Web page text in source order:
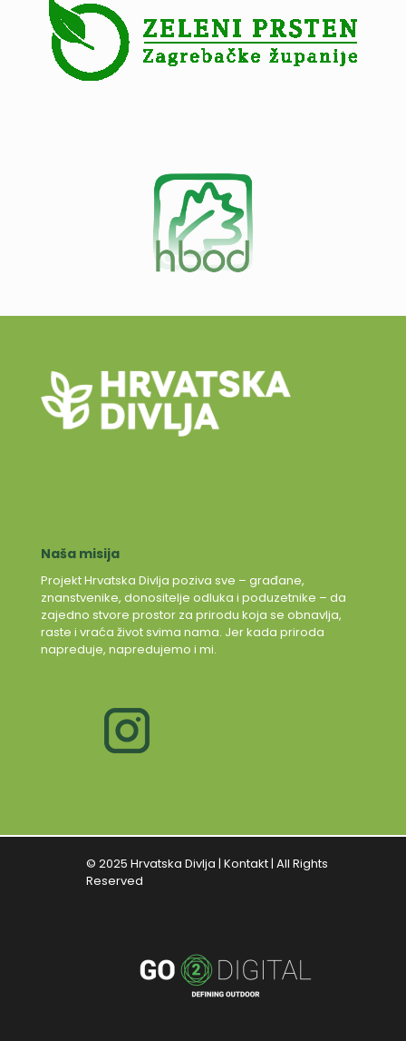
Naša misija
Projekt Hrvatska Divlja poziva sve – građane,
znanstvenike, donositelje odluka i poduzetnike – da
zajedno stvore prostor za prirodu koja se obnavlja,
raste i vraća život svima nama. Jer kada priroda
napreduje, napredujemo i mi.
© 2025 Hrvatska Divlja | Kontakt| All Rights
Reserved